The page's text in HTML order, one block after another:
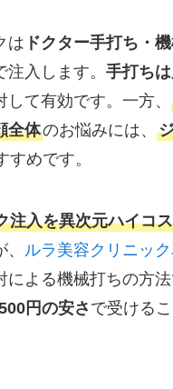
は ドクター手打ち・
入します。 手打ち
して有効です。一方、
全体のお悩みには、
すめです。
注入を異次元ハイコ
ルラ美容クリニッ
による機械打ちの方法
円の安さで受ける